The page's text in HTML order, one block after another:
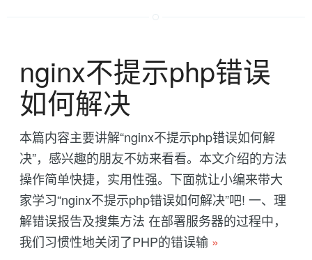
nginx不提示php错误
如何解决
本篇内容主要讲解“nginx不提示php错误如何解
决”，感兴趣的朋友不妨来看看。本文介绍的方法
操作简单快捷，实用性强。下面就让小编来带大
家学习“nginx不提示php错误如何解决”吧! 一、理
解错误报告及搜集方法 在部署服务器的过程中，
我们习惯性地关闭了PHP的错误输 »